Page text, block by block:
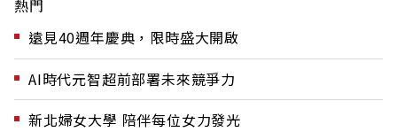
熱門
遠見40週年慶典，限時盛大開啟
AI時代元智超前部署未來競爭力
新北婦女大學 陪伴每位女力發光